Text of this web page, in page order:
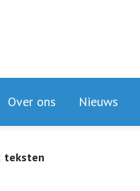
Over ons Nieuws
teksten